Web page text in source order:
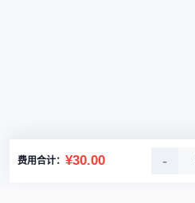
费用合计： ¥30.00 -